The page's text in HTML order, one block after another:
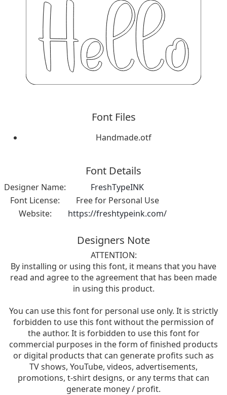
Font Files
Handmade.otf
Font Details
Designer Name:
FreshTypeINK
Font License:
Free for Personal Use
Website:
https://freshtypeink.com/
Designers Note
ATTENTION:
By installing or using this font, it means that you have
read and agree to the agreement that has been made
in using this product.
You can use this font for personal use only. It is strictly
forbidden to use this font without the permission of
the author. It is forbidden to use this font for
commercial purposes in the form of finished products
or digital products that can generate profits such as
TV shows, YouTube, videos, advertisements,
promotions, t-shirt designs, or any terms that can
generate money / profit.